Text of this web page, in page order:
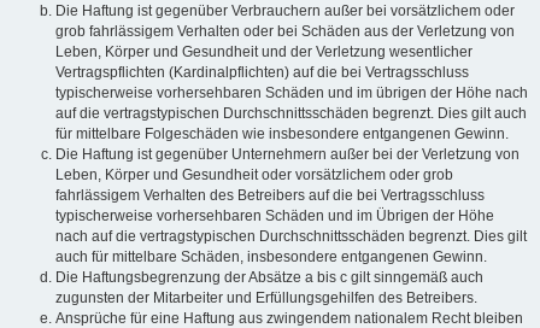
Die Haftung ist gegenüber Verbrauchern außer bei vorsätzlichem oder
grob fahrlässigem Verhalten oder bei Schäden aus der Verletzung von
Leben, Körper und Gesundheit und der Verletzung wesentlicher
Vertragspflichten (Kardinalpflichten) auf die bei Vertragsschluss
typischerweise vorhersehbaren Schäden und im übrigen der Höhe nach
auf die vertragstypischen Durchschnittsschäden begrenzt. Dies gilt auch
für mittelbare Folgeschäden wie insbesondere entgangenen Gewinn.
Die Haftung ist gegenüber Unternehmern außer bei der Verletzung von
Leben, Körper und Gesundheit oder vorsätzlichem oder grob
fahrlässigem Verhalten des Betreibers auf die bei Vertragsschluss
typischerweise vorhersehbaren Schäden und im Übrigen der Höhe
nach auf die vertragstypischen Durchschnittsschäden begrenzt. Dies gilt
auch für mittelbare Schäden, insbesondere entgangenen Gewinn.
Die Haftungsbegrenzung der Absätze a bis c gilt sinngemäß auch
zugunsten der Mitarbeiter und Erfüllungsgehilfen des Betreibers.
Ansprüche für eine Haftung aus zwingendem nationalem Recht bleiben